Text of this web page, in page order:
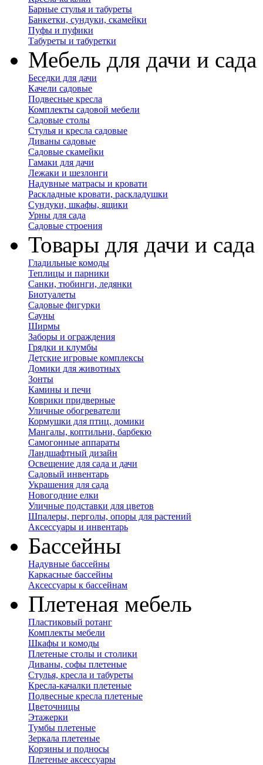
Барные стулья и табуреты
Банкетки, сундуки, скамейки
Пуфы и пуфики
Табуреты и табуретки
Мебель для дачи и сада
Беседки для дачи
Качели садовые
Подвесные кресла
Комплекты садовой мебели
Садовые столы
Стулья и кресла садовые
Диваны садовые
Садовые скамейки
Гамаки для дачи
Лежаки и шезлонги
Надувные матрасы и кровати
Раскладные кровати, раскладушки
Сундуки, шкафы, ящики
Урны для сада
Садовые строения
Товары для дачи и сада
Гладильные комоды
Теплицы и парники
Санки, тюбинги, ледянки
Биотуалеты
Садовые фигурки
Сауны
Ширмы
Заборы и ограждения
Грядки и клумбы
Детские игровые комплексы
Домики для животных
Зонты
Камины и печи
Коврики придверные
Уличные обогреватели
Кормушки для птиц, домики
Мангалы, коптильни, барбекю
Самогонные аппараты
Ландшафтный дизайн
Освещение для сада и дачи
Садовый инвентарь
Украшения для сада
Новогодние елки
Уличные подставки для цветов
Шпалеры, перголы, опоры для растений
Аксессуары и инвентарь
Бассейны
Надувные бассейны
Каркасные бассейны
Аксессуары к бассейнам
Плетеная мебель
Пластиковый ротанг
Комплекты мебели
Шкафы и комоды
Плетеные столы и столики
Диваны, софы плетеные
Стулья, кресла и табуреты
Кресла-качалки плетеные
Подвесные кресла плетеные
Цветочницы
Этажерки
Тумбы плетеные
Зеркала плетеные
Корзины и подносы
Плетеные аксессуары